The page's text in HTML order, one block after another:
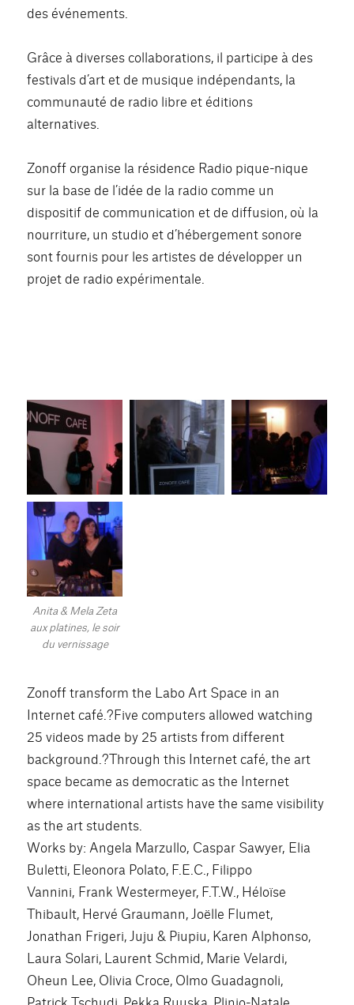
des événements.
Grâce à diverses collaborations, il participe à des
festivals d’art et de musique indépendants, la
communauté de radio libre et éditions
alternatives.
Zonoff organise la résidence Radio pique-nique
sur la base de l’idée de la radio comme un
dispositif de communication et de diffusion, où la
nourriture, un studio et d’hébergement sonore
sont fournis pour les artistes de développer un
projet de radio expérimentale.
Anita & Mela Zeta
aux platines, le soir
du vernissage
Zonoff transform the Labo Art Space in an
Internet café.?Five computers allowed watching
25 videos made by 25 artists from different
background.?Through this Internet café, the art
space became as democratic as the Internet
where international artists have the same visibility
as the art students.
Works by: Angela Marzullo, Caspar Sawyer, Elia
Buletti, Eleonora Polato, F.E.C., Filippo
Vannini, Frank Westermeyer, F.T.W., Héloïse
Thibault, Hervé Graumann, Joëlle Flumet,
Jonathan Frigeri, Juju & Piupiu, Karen Alphonso,
Laura Solari, Laurent Schmid, Marie Velardi,
Oheun Lee, Olivia Croce, Olmo Guadagnoli,